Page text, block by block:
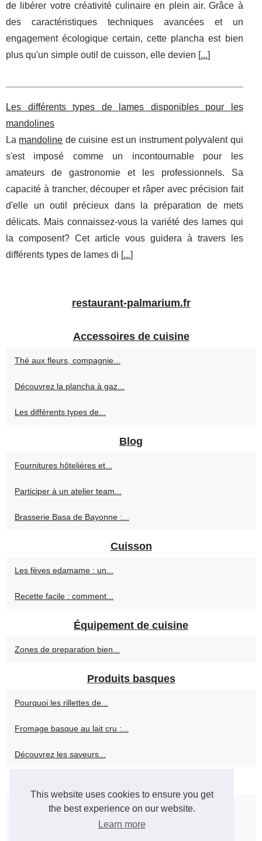
This website uses cookies to ensure you get
the best experience on our website.
Learn more
de libérer votre créativité culinaire en plein air. Grâce à
des caractéristiques techniques avancées et un
engagement écologique certain, cette plancha est bien
plus qu'un simple outil de cuisson, elle devien [...]
Les différents types de lames disponibles pour les
mandolines
La mandoline de cuisine est un instrument polyvalent qui
s'est imposé comme un incontournable pour les
amateurs de gastronomie et les professionnels. Sa
capacité à trancher, découper et râper avec précision fait
d'elle un outil précieux dans la préparation de mets
délicats. Mais connaissez-vous la variété des lames qui
la composent? Cet article vous guidera à travers les
différents types de lames di [...]
restaurant-palmarium.fr
Accessoires de cuisine
Thé aux fleurs, compagnie...
Découvrez la plancha à gaz...
Les différents types de...
Blog
Fournitures hôtelières et...
Participer à un atelier team...
Brasserie Basa de Bayonne :...
Cuisson
Les fèves edamame : un...
Recette facile : comment...
Équipement de cuisine
Zones de preparation bien...
Produits basques
Pourquoi les rillettes de...
Fromage basque au lait cru :...
Découvrez les saveurs...
Charcuterie halal sans gluten...